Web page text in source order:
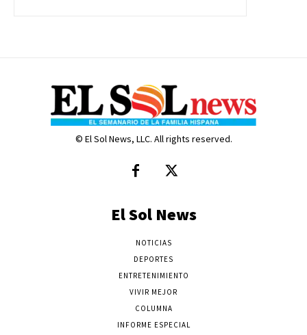
© El Sol News, LLC. All rights reserved.
El Sol News
NOTICIAS
DEPORTES
ENTRETENIMIENTO
VIVIR MEJOR
COLUMNA
INFORME ESPECIAL